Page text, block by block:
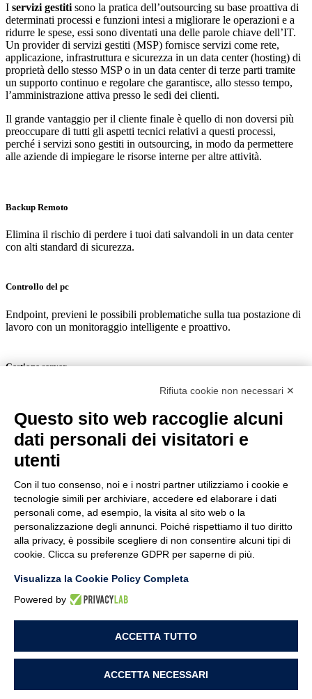
I servizi gestiti sono la pratica dell’outsourcing su base proattiva di
determinati processi e funzioni intesi a migliorare le operazioni e a
ridurre le spese, essi sono diventati una delle parole chiave dell’IT.
Un provider di servizi gestiti (MSP) fornisce servizi come rete,
applicazione, infrastruttura e sicurezza in un data center (hosting) di
proprietà dello stesso MSP o in un data center di terze parti tramite
un supporto continuo e regolare che garantisce, allo stesso tempo,
l’amministrazione attiva presso le sedi dei clienti.
Il grande vantaggio per il cliente finale è quello di non doversi più
preoccupare di tutti gli aspetti tecnici relativi a questi processi,
perché i servizi sono gestiti in outsourcing, in modo da permettere
alle aziende di impiegare le risorse interne per altre attività.
Backup Remoto
Elimina il rischio di perdere i tuoi dati salvandoli in un data center
con alti standard di sicurezza.
Controllo del pc
Endpoint, previeni le possibili problematiche sulla tua postazione di
lavoro con un monitoraggio intelligente e proattivo.
Gestione server
Monitoraggio e manutenzione di hardware, software, sicurezza e
cloud.
STL Connext Srl
Via A. Grandi 43/b - Brescia
Capitale sociale € 50.000
REA: 470204 - PIVA: 02685480986
Numero Verde
800 947 411
info@stlconnext.it
030 2685485
Soluzioni
Rifiuta cookie non necessari ✕
Questo sito web raccoglie alcuni
dati personali dei visitatori e
utenti
Con il tuo consenso, noi e i nostri partner utilizziamo i cookie e
tecnologie simili per archiviare, accedere ed elaborare i dati
personali come, ad esempio, la visita al sito web o la
personalizzazione degli annunci. Poiché rispettiamo il tuo diritto
alla privacy, è possibile scegliere di non consentire alcuni tipi di
cookie. Clicca su preferenze GDPR per saperne di più.
Visualizza la Cookie Policy Completa
Powered by
ACCETTA TUTTO
ACCETTA NECESSARI